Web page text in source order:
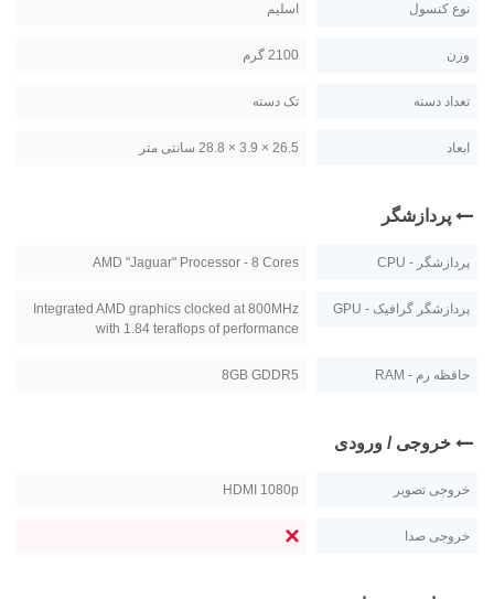
نوع کنسول اسلیم
وزن 2100 گرم
تعداد دسته تک دسته
ابعاد 26.5 × 3.9 × 28.8 سانتی متر
پردازشگر
پردازشگر - CPU AMD "Jaguar" Processor - 8 Cores
پردازشگر گرافیک - GPU
Integrated AMD graphics clocked at 800MHz
with 1.84 teraflops of performance
حافظه رم - RAM 8GB GDDR5
خروجی / ورودی
خروجی تصویر HDMI 1080p
خروجی صدا